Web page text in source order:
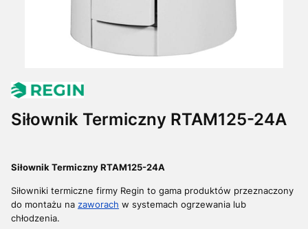
Siłownik Termiczny RTAM125-24A
Siłownik Termiczny RTAM125-24A
Siłowniki termiczne firmy Regin to gama produktów przeznaczony
do montażu na zaworach w systemach ogrzewania lub
chłodzenia.